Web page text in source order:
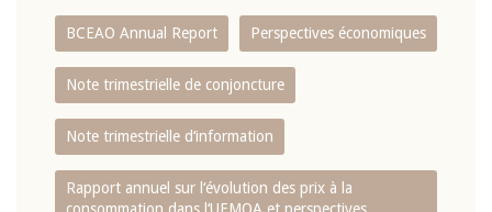
BCEAO Annual Report Perspectives économiques
Note trimestrielle de conjoncture
Note trimestrielle d‘information
Rapport annuel sur l‘évolution des prix à la